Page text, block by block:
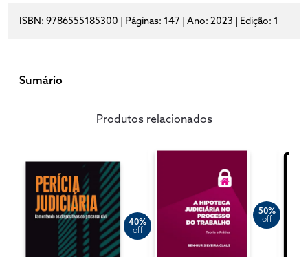
ISBN: 9786555185300 | Páginas: 147 | Ano: 2023 | Edição: 1
Sumário
Produtos relacionados
40%
off
50%
off